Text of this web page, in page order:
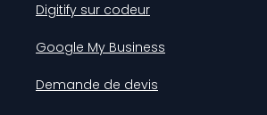
Digitify sur codeur
Google My Business
Demande de devis